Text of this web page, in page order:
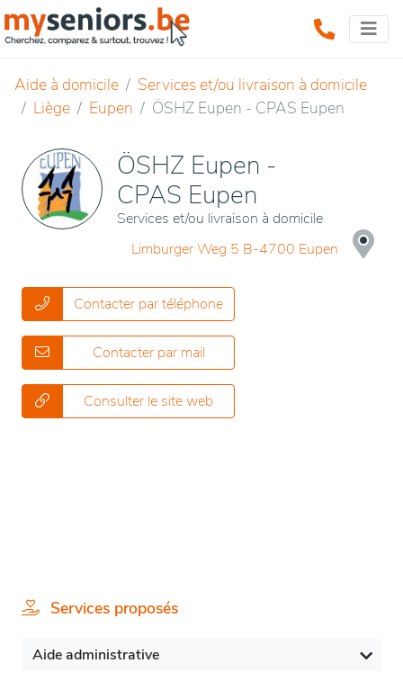
Aide à domicile
Services et/ou livraison à domicile
Liège
Eupen ÖSHZ Eupen - CPAS Eupen
ÖSHZ Eupen -
CPAS Eupen
Services et/ou livraison à domicile
Limburger Weg 5 B-4700 Eupen
Contacter par téléphone
Contacter par mail
Consulter le site web
Services proposés
Aide administrative